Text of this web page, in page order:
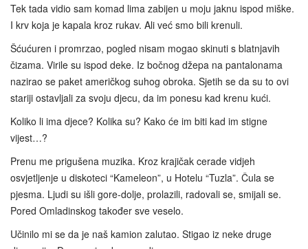
Tek tada vidio sam komad lima zabijen u moju jaknu ispod miške.
I krv koja je kapala kroz rukav. Ali već smo bili krenuli.
Šćućuren i promrzao, pogled nisam mogao skinuti s blatnjavih
čizama. Virile su ispod deke. Iz bočnog džepa na pantalonama
nazirao se paket američkog suhog obroka. Sjetih se da su to ovi
stariji ostavljali za svoju djecu, da im ponesu kad krenu kući.
Koliko li ima djece? Kolika su? Kako će im biti kad im stigne
vijest…?
Prenu me prigušena muzika. Kroz krajičak cerade vidjeh
osvjetljenje u diskoteci “Kameleon”, u Hotelu “Tuzla”. Čula se
pjesma. Ljudi su išli gore-dolje, prolazili, radovali se, smijali se.
Pored Omladinskog također sve veselo.
Učinilo mi se da je naš kamion zalutao. Stigao iz neke druge